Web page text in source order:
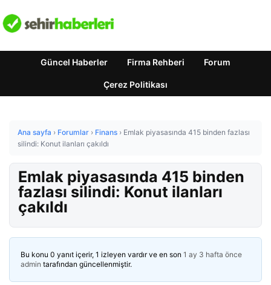
Güncel Haberler Firma Rehberi Forum
Çerez Politikası
Ana sayfa › Forumlar › Finans › Emlak piyasasında 415 binden fazlası
silindi: Konut ilanları çakıldı
Emlak piyasasında 415 binden
fazlası silindi: Konut ilanları
çakıldı
Bu konu 0 yanıt içerir, 1 izleyen vardır ve en son 1 ay 3 hafta önce
admin tarafından güncellenmiştir.